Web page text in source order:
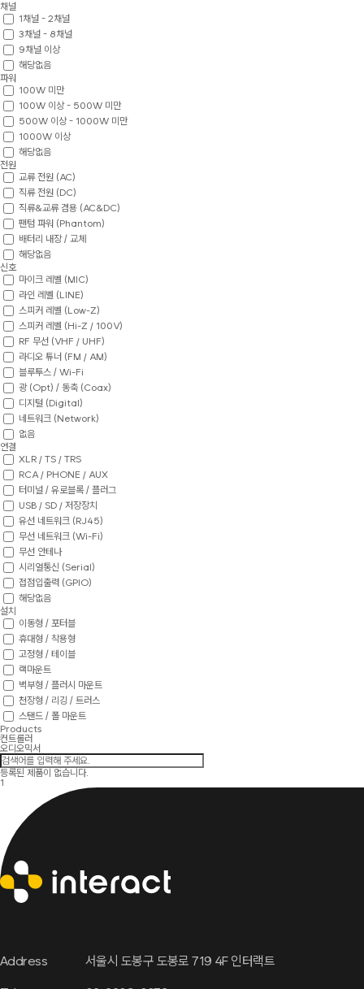
채널
1채널 - 2채널
3채널 - 8채널
9채널 이상
해당없음
파워
100W 미만
100W 이상 - 500W 미만
500W 이상 - 1000W 미만
1000W 이상
해당없음
전원
교류 전원 (AC)
직류 전원 (DC)
직류&교류 겸용 (AC&DC)
팬텀 파워 (Phantom)
배터리 내장 / 교체
해당없음
신호
마이크 레벨 (MIC)
라인 레벨 (LINE)
스피커 레벨 (Low-Z)
스피커 레벨 (Hi-Z / 100V)
RF 무선 (VHF / UHF)
라디오 튜너 (FM / AM)
블루투스 / Wi-Fi
광 (Opt) / 동축 (Coax)
디지털 (Digital)
네트워크 (Network)
없음
연결
XLR / TS / TRS
RCA / PHONE / AUX
터미널 / 유로블록 / 플러그
USB / SD / 저장장치
유선 네트워크 (RJ45)
무선 네트워크 (Wi-Fi)
무선 안테나
시리얼통신 (Serial)
접점입출력 (GPIO)
해당없음
설치
이동형 / 포터블
휴대형 / 착용형
고정형 / 테이블
랙마운트
벽부형 / 플러시 마운트
천장형 / 리깅 / 트러스
스탠드 / 폴 마운트
Products
컨트롤러
오디오믹서
등록된 제품이 없습니다.
1
Address 서울시 도봉구 도봉로 719 4F 인터랙트